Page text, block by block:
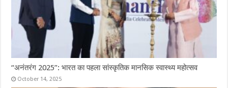
“अनंतरंग 2025”: भारत का पहला सांस्कृतिक मानसिक स्वास्थ्य महोत्सव
October 14, 2025